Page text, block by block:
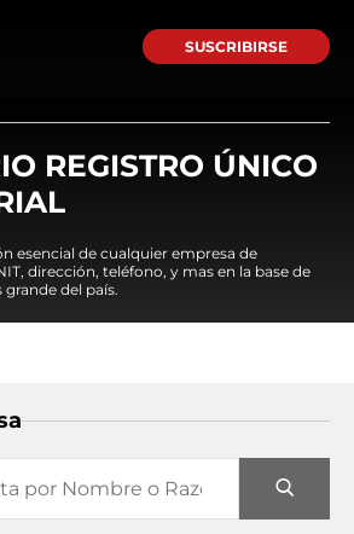
SUSCRIBIRSE
REGISTRO ÚNICO
esencial de cualquier empresa de
dirección, teléfono, y mas en la base de
del país.